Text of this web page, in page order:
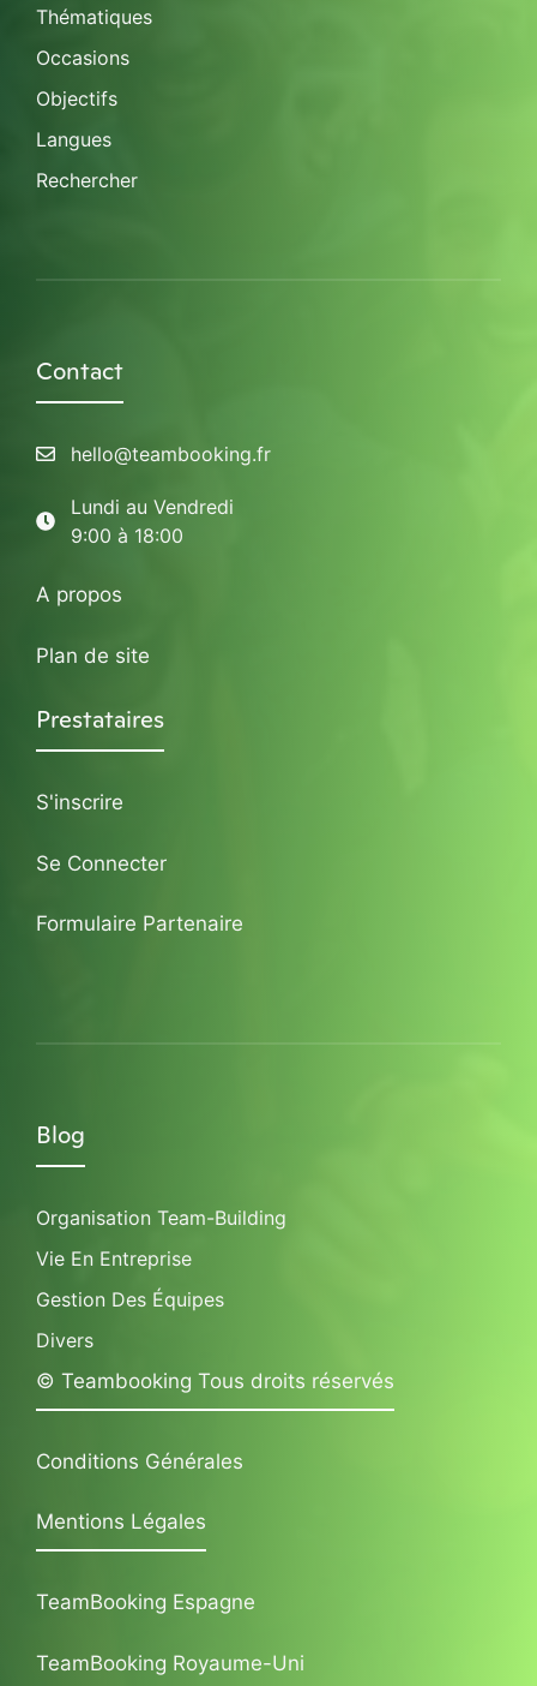
Thématiques
Occasions
Objectifs
Langues
Rechercher
Contact
hello@teambooking.fr
Lundi au Vendredi
9:00 à 18:00
A propos
Plan de site
Prestataires
S'inscrire
Se Connecter
Formulaire Partenaire
Blog
Organisation Team-Building
Vie En Entreprise
Gestion Des Équipes
Divers
© Teambooking Tous droits réservés
Conditions Générales
Mentions Légales
TeamBooking Espagne
TeamBooking Royaume-Uni